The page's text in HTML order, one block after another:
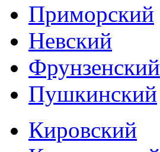
Приморский
Невский
Фрунзенский
Пушкинский
Кировский